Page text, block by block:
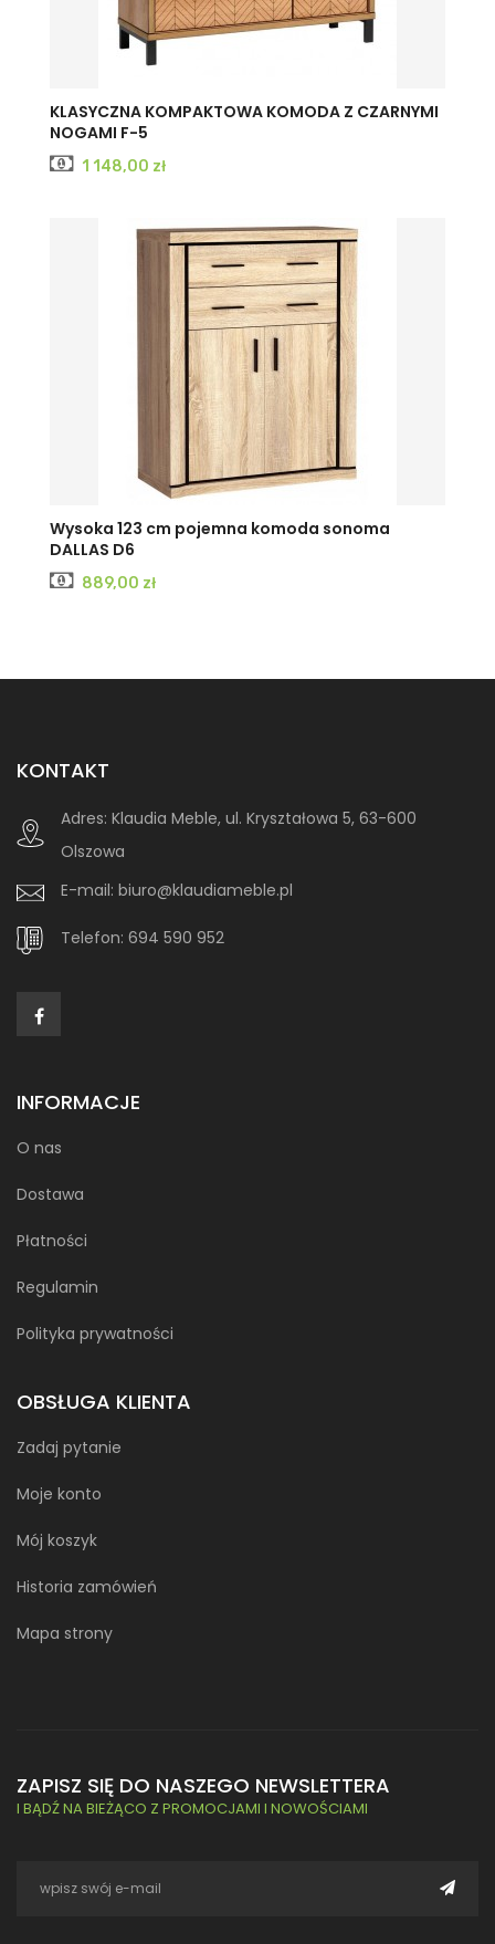
KLASYCZNA KOMPAKTOWA KOMODA Z CZARNYMI
NOGAMI F-5
Cena
1 148,00 zł
Wysoka 123 cm pojemna komoda sonoma
DALLAS D6
Cena
889,00 zł
KONTAKT
Adres: Klaudia Meble, ul. Kryształowa 5, 63-600
Olszowa
E-mail: biuro@klaudiameble.pl
Telefon: 694 590 952
INFORMACJE
O nas
Dostawa
Płatności
Regulamin
Polityka prywatności
OBSŁUGA KLIENTA
Zadaj pytanie
Moje konto
Mój koszyk
Historia zamówień
Mapa strony
ZAPISZ SIĘ DO NASZEGO NEWSLETTERA
I BĄDŹ NA BIEŻĄCO Z PROMOCJAMI I NOWOŚCIAMI